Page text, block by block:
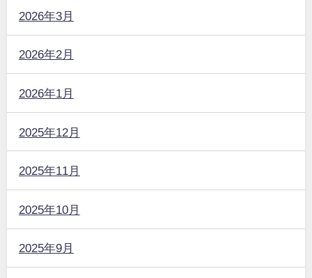
2026年3月
2026年2月
2026年1月
2025年12月
2025年11月
2025年10月
2025年9月